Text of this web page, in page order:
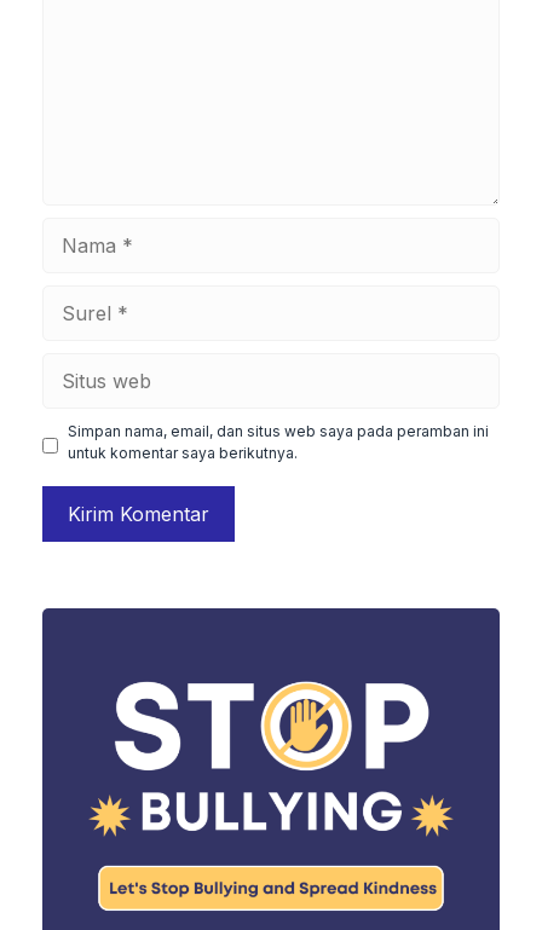
Simpan nama, email, dan situs web saya pada peramban ini
untuk komentar saya berikutnya.